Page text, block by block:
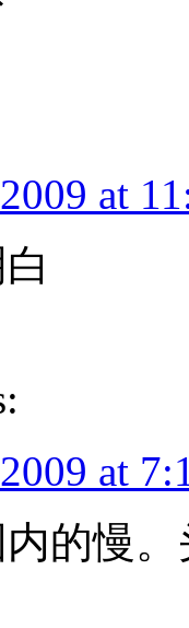
at
at
的慢